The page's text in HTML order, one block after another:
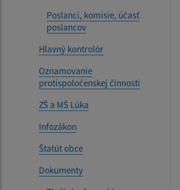
Poslanci, komisie, účasť
poslancov
Hlavný kontrolór
Oznamovanie
protispoločenskej činnosti
ZŠ a MŠ Lúka
Infozákon
Štatút obce
Dokumenty